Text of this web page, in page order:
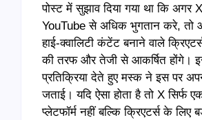
पोस्ट में सुझाव दिया गया था कि अगर
YouTube से अधिक भुगतान करे, तो
हाई-क्वालिटी कंटेंट बनाने वाले
की तरफ और तेजी से आकर्षित होंगे।
प्रतिक्रिया देते हुए मस्क ने इस पर
जताई। यदि ऐसा होता है तो X सिर्फ
प्लेटफॉर्म नहीं बल्कि क्रिएटर्स के लिए